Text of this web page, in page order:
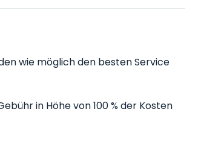
wie möglich den besten Service
in Höhe von 100 % der Kosten